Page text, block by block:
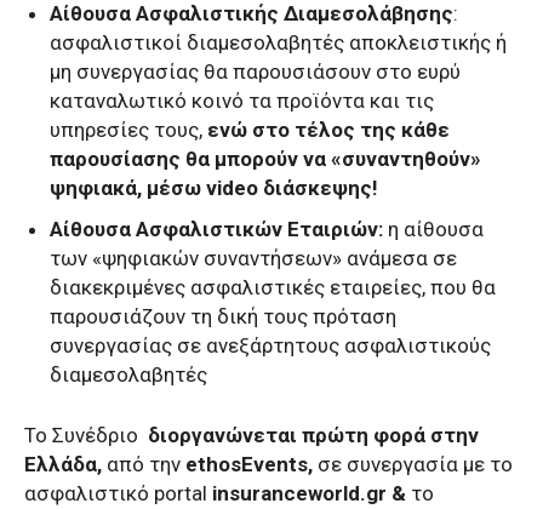
Αίθουσα Ασφαλιστικής Διαμεσολάβησης:
ασφαλιστικοί διαμεσολαβητές αποκλειστικής ή
μη συνεργασίας θα παρουσιάσουν στο ευρύ
καταναλωτικό κοινό τα προϊόντα και τις
υπηρεσίες τους, ενώ στο τέλος της κάθε
παρουσίασης θα μπορούν να «συναντηθούν»
ψηφιακά, μέσω video διάσκεψης!
Αίθουσα Ασφαλιστικών Εταιριών: η αίθουσα
των «ψηφιακών συναντήσεων» ανάμεσα σε
διακεκριμένες ασφαλιστικές εταιρείες, που θα
παρουσιάζουν τη δική τους πρόταση
συνεργασίας σε ανεξάρτητους ασφαλιστικούς
διαμεσολαβητές
Το Συνέδριο διοργανώνεται πρώτη φορά στην
Ελλάδα, από την ethosEvents, σε συνεργασία με το
ασφαλιστικό portal insuranceworld.gr & το